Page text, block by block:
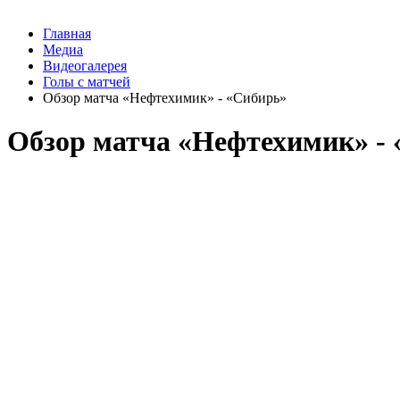
Главная
Медиа
Видеогалерея
Голы с матчей
Обзор матча «Нефтехимик» - «Сибирь»
Обзор матча «Нефтехимик» -